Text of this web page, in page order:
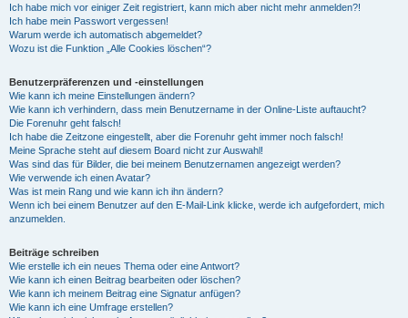
Ich habe mich vor einiger Zeit registriert, kann mich aber nicht mehr anmelden?!
Ich habe mein Passwort vergessen!
Warum werde ich automatisch abgemeldet?
Wozu ist die Funktion „Alle Cookies löschen“?
Benutzerpräferenzen und -einstellungen
Wie kann ich meine Einstellungen ändern?
Wie kann ich verhindern, dass mein Benutzername in der Online-Liste auftaucht?
Die Forenuhr geht falsch!
Ich habe die Zeitzone eingestellt, aber die Forenuhr geht immer noch falsch!
Meine Sprache steht auf diesem Board nicht zur Auswahl!
Was sind das für Bilder, die bei meinem Benutzernamen angezeigt werden?
Wie verwende ich einen Avatar?
Was ist mein Rang und wie kann ich ihn ändern?
Wenn ich bei einem Benutzer auf den E-Mail-Link klicke, werde ich aufgefordert, mich
anzumelden.
Beiträge schreiben
Wie erstelle ich ein neues Thema oder eine Antwort?
Wie kann ich einen Beitrag bearbeiten oder löschen?
Wie kann ich meinem Beitrag eine Signatur anfügen?
Wie kann ich eine Umfrage erstellen?